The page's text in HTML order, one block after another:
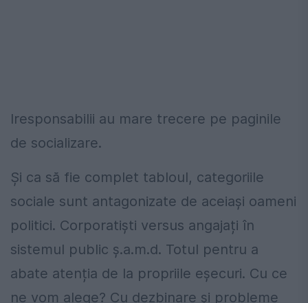
Iresponsabilii au mare trecere pe paginile
de socializare.
Și ca să fie complet tabloul, categoriile
sociale sunt antagonizate de aceiași oameni
politici. Corporatiști versus angajați în
sistemul public ș.a.m.d. Totul pentru a
abate atenția de la propriile eșecuri. Cu ce
ne vom alege? Cu dezbinare și probleme